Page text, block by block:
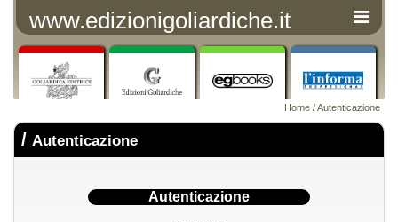
www.edizionigoliardiche.it
Home / Autenticazione
/ Autenticazione
Autenticazione